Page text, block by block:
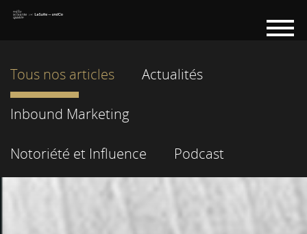
Tous nos articles Actualités
Inbound Marketing
Notoriété et Influence Podcast